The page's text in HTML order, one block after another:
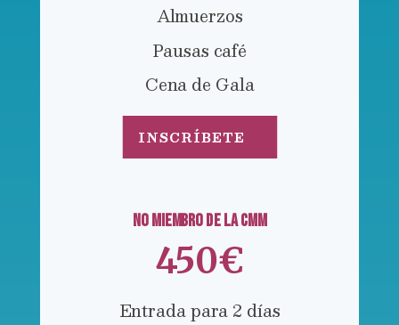
Almuerzos
Pausas café
Cena de Gala
INSCRÍBETE
NO MIEMBRO DE LA CMM
450€
Entrada para 2 días